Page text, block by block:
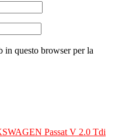
in questo browser per la